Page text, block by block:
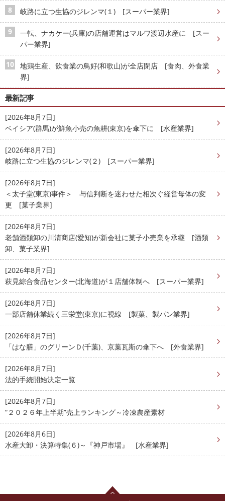
岐路に立つ生協のジレンマ(１) [スーパー業界]
一転、ナカケー(兵庫)の店舗運営はマルワ渡辺水産に [スー
パー業界]
地鶏生産、飲食業の鳥好(和歌山)が全店閉店 [食肉、外食業
界]
最新記事
[2026年8月7日]
ベイシア(群馬)が鮮魚小売の魚耕(東京)を傘下に [水産業界]
[2026年8月7日]
岐路に立つ生協のジレンマ(２) [スーパー業界]
[2026年8月7日]
＜太子堂(東京)事件＞ 与信判断を迷わせた相次ぐ経営母体の変
更 [菓子業界]
[2026年8月7日]
老舗酒類卸の川清商店(愛知)が新会社に菓子小売業を承継 [酒類
卸、菓子業界]
[2026年8月7日]
萩見綜合食品センター(北海道)が１店舗体制へ [スーパー業界]
[2026年8月7日]
一部店舗休業続く三栄堂(東京)に視線 [製菓、製パン業界]
[2026年8月7日]
「はな膳」のグリーンＤ(千葉)、京葉瓦斯の傘下へ [外食業界]
[2026年8月7日]
法的手続開始決定一覧
[2026年8月7日]
“２０２６年上半期”売上ランキング～冷凍農産素材
[2026年8月6日]
水産大卸・決算特集(６)～『神戸市場』 [水産業界]